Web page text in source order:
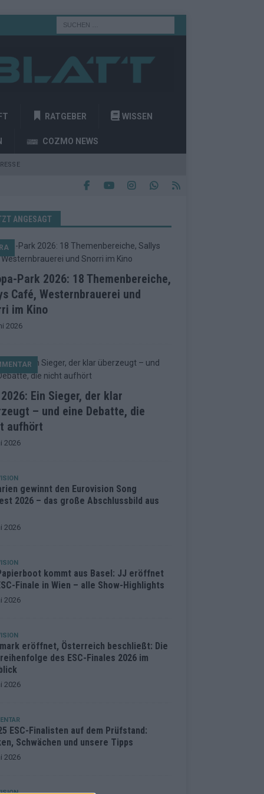
RATGEBER WISSEN
COZMO NEWS
ANGESAGT
Park 2026: 18 Themenbereiche,
Café, Westernbrauerei und
im Kino
2026
2026: Ein Sieger, der klar
– und eine Debatte, die
aufhört
2026
gewinnt den Eurovision Song
2026 – das große Abschlussbild aus
2026
kommt aus Basel: JJ eröffnet
Finale in Wien – alle Show-Highlights
2026
eröffnet, Österreich beschließt: Die
des ESC-Finales 2026 im
2026
ESC-Finalisten auf dem Prüfstand:
Schwächen und unsere Tipps
2026